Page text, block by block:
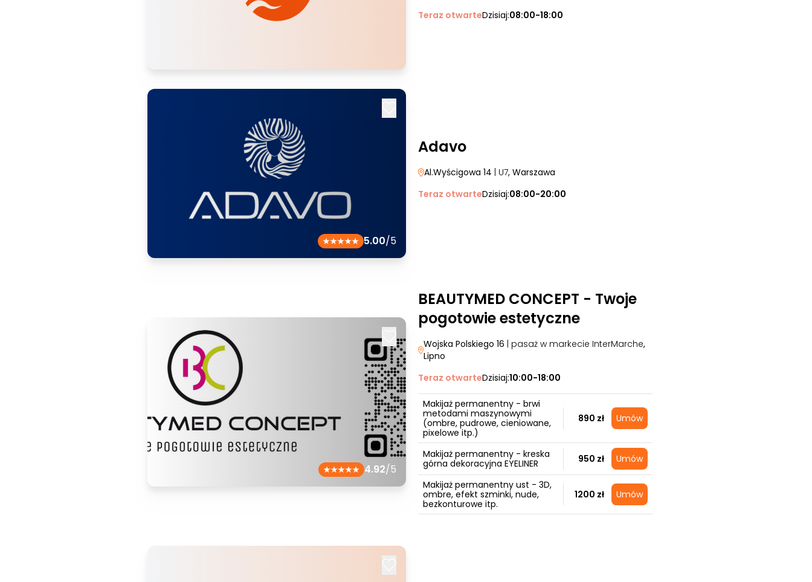
Teraz otwarteDzisiaj:08:00-18:00
5.00/5
Adavo
Al.Wyścigowa 14 | U7, Warszawa
Teraz otwarteDzisiaj:08:00-20:00
4.92/5
BEAUTYMED CONCEPT - Twoje
pogotowie estetyczne
Wojska Polskiego 16 | pasaż w markecie InterMarche,
Lipno
Teraz otwarteDzisiaj:10:00-18:00
Makijaż permanentny - brwi
metodami maszynowymi
(ombre, pudrowe, cieniowane,
pixelowe itp.)
890 zł Umów
Makijaż permanentny - kreska
górna dekoracyjna EYELINER
950 zł Umów
Makijaż permanentny ust - 3D,
ombre, efekt szminki, nude,
bezkonturowe itp.
1200 zł Umów